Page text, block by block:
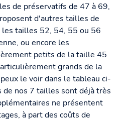
de préservatifs de 47 à 69,
d'autres tailles de
les tailles 52, 54, 55 ou 56
ou encore les
petits de la taille 45
grands de la
le voir dans le tableau ci-
de nos 7 tailles sont déjà très
ne présentent
à part des coûts de